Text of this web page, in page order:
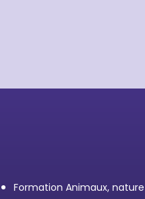
Formation Animaux, nature